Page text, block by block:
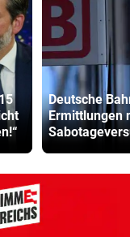
Deutsche
Ermittlungen